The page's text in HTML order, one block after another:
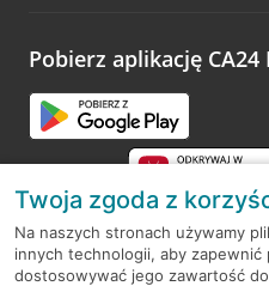
opinie.
Pobierz aplikację
RODO
Twoja zgoda z
Na naszych stronach używamy
innych technologii, aby zapewnić
dostosowywać jego zawartość